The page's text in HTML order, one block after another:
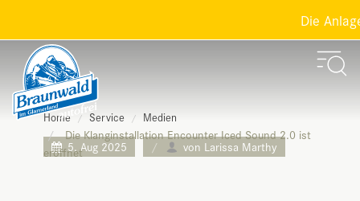
Die
5. Aug 2025 von Larissa Marthy
Home Service Medien
Die Klanginstallation Encounter Iced Sound 2.0 ist
eröffnet